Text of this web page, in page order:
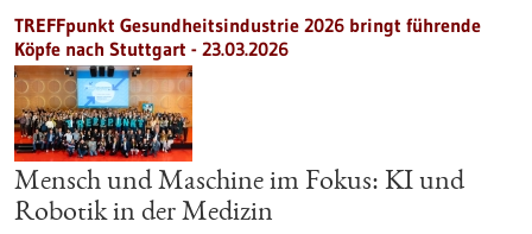
TREFFpunkt Gesundheitsindustrie 2026 bringt führende
Köpfe nach Stuttgart - 23.03.2026
Mensch und Maschine im Fokus: KI und
Robotik in der Medizin